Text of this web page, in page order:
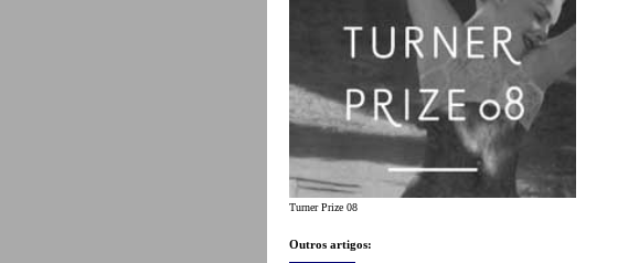
Turner Prize 08
Outros artigos: